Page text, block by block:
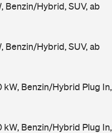
Benzin/Hybrid, SUV, ab
Benzin/Hybrid, SUV, ab
kW, Benzin/Hybrid Plug In,
kW, Benzin/Hybrid Plug In,